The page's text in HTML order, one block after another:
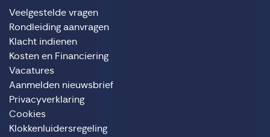
Veelgestelde vragen
Rondleiding aanvragen
Klacht indienen
Kosten en Financiering
Vacatures
Aanmelden nieuwsbrief
Privacyverklaring
Cookies
Klokkenluidersregeling